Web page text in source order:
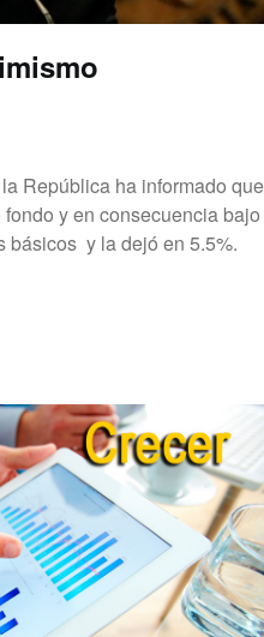
República ha informado que
y en consecuencia bajo
básicos y la dejó en 5.5%.